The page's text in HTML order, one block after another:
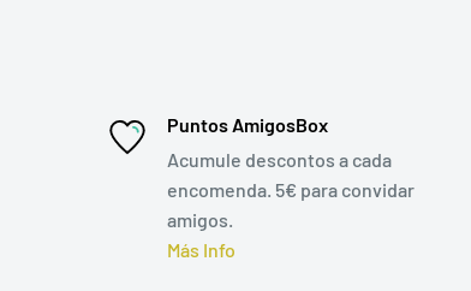
Puntos AmigosBox
Acumule descontos a cada
encomenda. 5€ para convidar
amigos.
Más Info